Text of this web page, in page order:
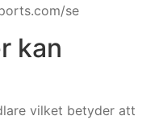
se
kan
vilket betyder att